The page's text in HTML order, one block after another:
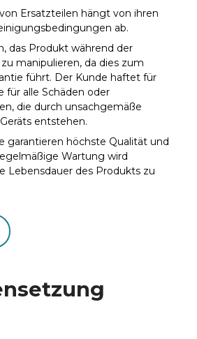
Ersatzteilen hängt von ihren
ab.
das Produkt während der
manipulieren, da dies zum
führt. Der Kunde haftet für
für alle Schäden oder
die durch unsachgemäße
entstehen.
garantieren höchste Qualität und
Wartung wird
Lebensdauer des Produkts zu